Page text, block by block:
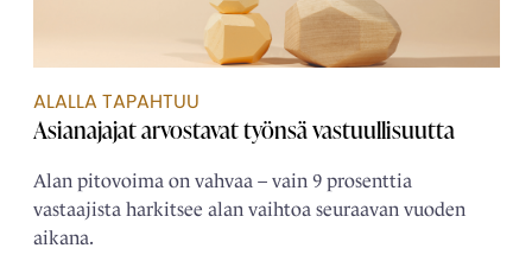
ALALLA TAPAHTUU
Asianajajat arvostavat työnsä vastuullisuutta
Alan pitovoima on vahvaa – vain 9 prosenttia
vastaajista harkitsee alan vaihtoa seuraavan vuoden
aikana.